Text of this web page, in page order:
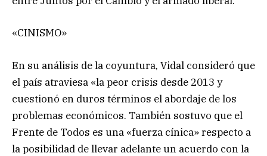
«CINISMO»
En su análisis de la coyuntura, Vidal consideró que
el país atraviesa «la peor crisis desde 2013 y
cuestionó en duros términos el abordaje de los
problemas económicos. También sostuvo que el
Frente de Todos es una «fuerza cínica» respecto a
la posibilidad de llevar adelante un acuerdo con la